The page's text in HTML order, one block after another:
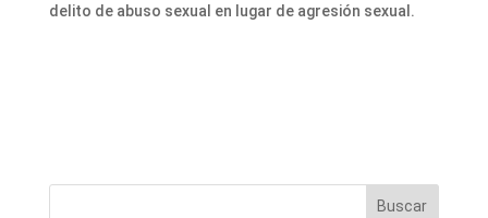
delito de abuso sexual en lugar de agresión sexual.